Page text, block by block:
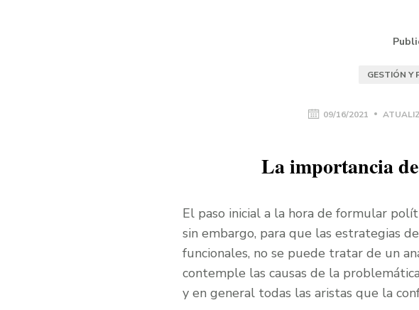
GESTIÓN Y
09/16/2021
La importancia
El paso inicial a la hora de formular
sin embargo, para que las estrategias
funcionales, no se puede tratar de un
contemple las causas de la
y en general todas las aristas que la